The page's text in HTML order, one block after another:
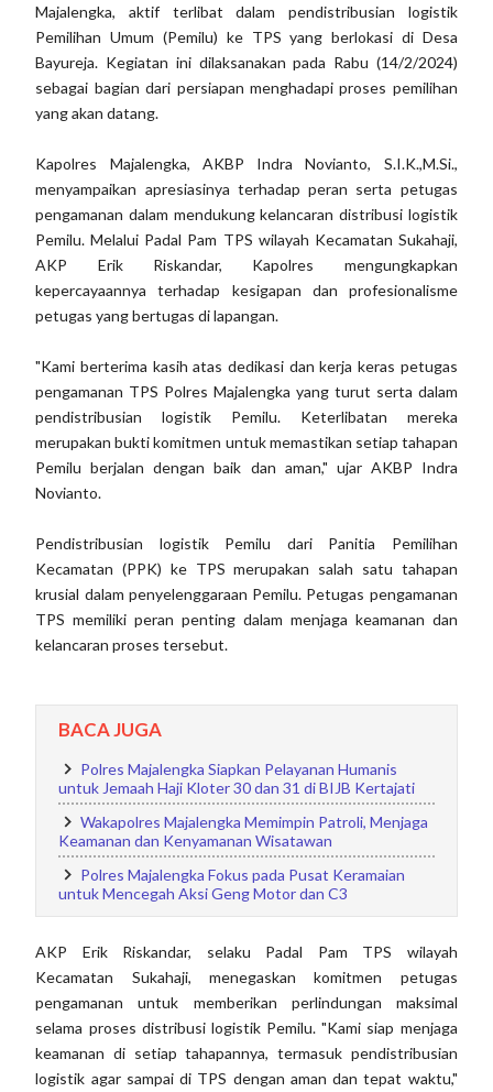
Majalengka, aktif terlibat dalam pendistribusian logistik
Pemilihan Umum (Pemilu) ke TPS yang berlokasi di Desa
Bayureja. Kegiatan ini dilaksanakan pada Rabu (14/2/2024)
sebagai bagian dari persiapan menghadapi proses pemilihan
yang akan datang.
Kapolres Majalengka, AKBP Indra Novianto, S.I.K.,M.Si.,
menyampaikan apresiasinya terhadap peran serta petugas
pengamanan dalam mendukung kelancaran distribusi logistik
Pemilu. Melalui Padal Pam TPS wilayah Kecamatan Sukahaji,
AKP Erik Riskandar, Kapolres mengungkapkan
kepercayaannya terhadap kesigapan dan profesionalisme
petugas yang bertugas di lapangan.
"Kami berterima kasih atas dedikasi dan kerja keras petugas
pengamanan TPS Polres Majalengka yang turut serta dalam
pendistribusian logistik Pemilu. Keterlibatan mereka
merupakan bukti komitmen untuk memastikan setiap tahapan
Pemilu berjalan dengan baik dan aman," ujar AKBP Indra
Novianto.
Pendistribusian logistik Pemilu dari Panitia Pemilihan
Kecamatan (PPK) ke TPS merupakan salah satu tahapan
krusial dalam penyelenggaraan Pemilu. Petugas pengamanan
TPS memiliki peran penting dalam menjaga keamanan dan
kelancaran proses tersebut.
BACA JUGA
Polres Majalengka Siapkan Pelayanan Humanis
untuk Jemaah Haji Kloter 30 dan 31 di BIJB Kertajati
Wakapolres Majalengka Memimpin Patroli, Menjaga
Keamanan dan Kenyamanan Wisatawan
Polres Majalengka Fokus pada Pusat Keramaian
untuk Mencegah Aksi Geng Motor dan C3
AKP Erik Riskandar, selaku Padal Pam TPS wilayah
Kecamatan Sukahaji, menegaskan komitmen petugas
pengamanan untuk memberikan perlindungan maksimal
selama proses distribusi logistik Pemilu. "Kami siap menjaga
keamanan di setiap tahapannya, termasuk pendistribusian
logistik agar sampai di TPS dengan aman dan tepat waktu,"